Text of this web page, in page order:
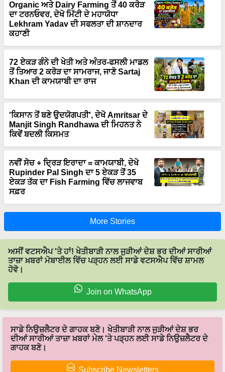
Organic ਅਤੇ Dairy Farming ਤੋਂ 40 ਕਰੋੜ
ਦਾ ਟਰਨਓਵਰ, ਦੇਖੋ ਮਿੱਟੀ ਦੇ ਮਹਾਯੋਧਾ
Lekhram Yadav ਦੀ ਸਫਲਤਾ ਦੀ ਸ਼ਾਨਦਾਰ
ਕਹਾਣੀ
72 ਏਕੜ ਗੰਨੇ ਦੀ ਖੇਤੀ ਅਤੇ ਅੰਤਰ-ਫਸਲੀ ਮਾਡਲ
ਤੋਂ ਤਿਆਰ 2 ਕਰੋੜ ਦਾ ਸਾਮਰਾਜ, ਜਾਣੋ Sartaj
Khan ਦੀ ਕਾਮਯਾਬੀ ਦਾ ਰਾਜ
'ਕਿਸਾਨ ਤੋਂ ਬਣੇ ਉਦਯੋਗਪਤੀ', ਦੇਖੋ Amritsar ਦੇ
Manjit Singh Randhawa ਦੀ ਮਿਹਨਤ ਨੇ
ਕਿਵੇਂ ਬਦਲੀ ਕਿਸਮਤ
ਨਵੀਂ ਸੋਚ + ਦ੍ਰਿੜ ਇਰਾਦਾ = ਕਾਮਯਾਬੀ, ਦੇਖੋ
Rupinder Pal Singh ਦਾ 5 ਏਕੜ ਤੋਂ 35
ਏਕੜ ਤੱਕ ਦਾ Fish Farming ਵਿੱਚ ਲਾਜਵਾਬ
ਸਫ਼ਰ
More Stories
ਅਸੀਂ ਵਟਸਐਪ 'ਤੇ ਹਾਂ! ਖੇਤੀਬਾੜੀ ਨਾਲ ਜੁੜੀਆਂ ਦੇਸ਼ ਭਰ ਦੀਆਂ ਸਾਰੀਆਂ
ਤਾਜ਼ਾ ਖ਼ਬਰਾਂ ਮੋਬਾਈਲ ਵਿੱਚ ਪੜ੍ਹਨ ਲਈ ਸਾਡੇ ਵਟਸਐਪ ਵਿੱਚ ਸ਼ਾਮਲ
ਹੋਵੋ।
Join on WhatsApp
ਸਾਡੇ ਨਿਉਜ਼ਲੈਟਰ ਦੇ ਗਾਹਕ ਬਣੋ। ਖੇਤੀਬਾੜੀ ਨਾਲ ਜੁੜੀਆਂ ਦੇਸ਼ ਭਰ
ਦੀਆਂ ਸਾਰੀਆਂ ਤਾਜ਼ਾ ਖ਼ਬਰਾਂ ਮੇਲ 'ਤੇ ਪੜ੍ਹਨ ਲਈ ਸਾਡੇ ਨਿਉਜ਼ਲੈਟਰ ਦੇ
ਗਾਹਕ ਬਣੋ।
Subscribe Newsletters